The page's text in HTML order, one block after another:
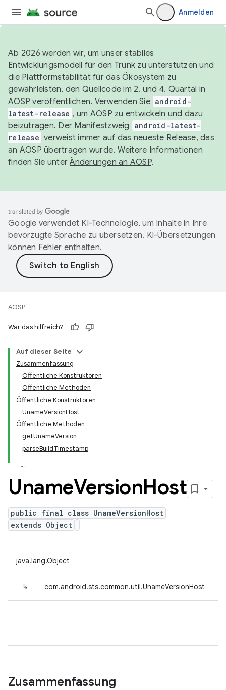
Anmelden
Ab 2026 werden wir, um unser stabiles
Entwicklungsmodell für den Trunk zu unterstützen und
die Plattformstabilität für das Ökosystem zu
gewährleisten, den Quellcode im 2. und 4. Quartal in
AOSP veröffentlichen. Verwenden Sie android-
latest-release , um AOSP zu entwickeln und dazu
beizutragen. Der Manifestzweig
android-latest-
release verweist immer auf das neueste Release, das
an AOSP übertragen wurde. Weitere Informationen
finden Sie unterÄnderungen an AOSP.
Google verwendet KI-Technologie, um Inhalte in Ihre
bevorzugte Sprache zu übersetzen. KI-Übersetzungen
können Fehler enthalten.
AOSP
War das hilfreich?
Auf dieser Seite
Zusammenfassung
Öffentliche Konstruktoren
Öffentliche Methoden
Öffentliche Konstruktoren
UnameVersionHost
Öffentliche Methoden
getUnameVersion
parseBuildTimestamp
UnameVersionHost
public final class UnameVersionHost
extends Object
java.lang.Object
↳ com.android.sts.common.util.UnameVersionHost
Zusammenfassung